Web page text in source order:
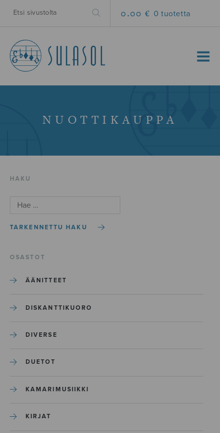
0.00 € 0 tuotetta
MENU
NUOTTIKAUPPA
HAKU
TARKENNETTU HAKU
OSASTOT
ÄÄNITTEET
DISKANTTIKUORO
DIVERSE
DUETOT
KAMARIMUSIIKKI
KIRJAT